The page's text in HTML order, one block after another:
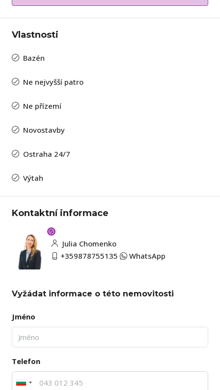
Vlastnosti
Bazén
Ne nejvyšší patro
Ne přízemí
Novostavby
Ostraha 24/7
Výtah
Kontaktní informace
Julia Chomenko
+359878755135
WhatsApp
Vyžádat informace o této nemovitosti
Jméno
Telefon